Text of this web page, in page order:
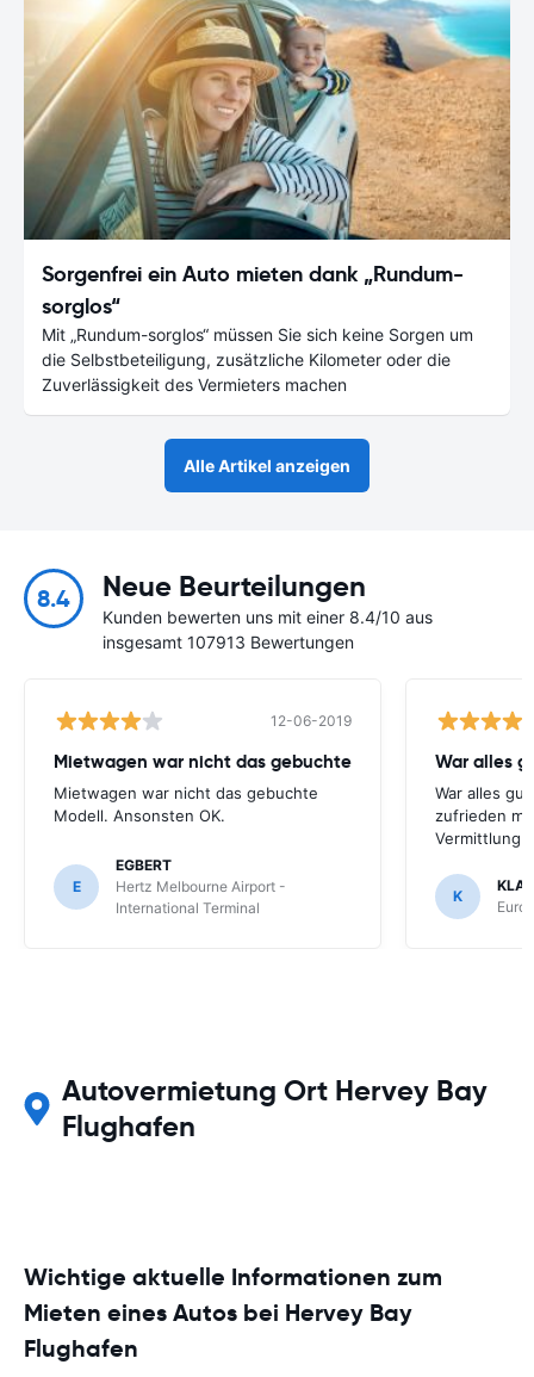
Sorgenfrei ein Auto mieten dank „Rundum-
sorglos“
Mit „Rundum-sorglos“ müssen Sie sich keine Sorgen um
die Selbstbeteiligung, zusätzliche Kilometer oder die
Zuverlässigkeit des Vermieters machen
Alle Artikel anzeigen
8.4 Neue Beurteilungen
Kunden bewerten uns mit einer 8.4/10 aus
insgesamt 107913 Bewertungen
12-06-2019
Mietwagen war nicht das gebuchte
Mietwagen war nicht das gebuchte
Modell. Ansonsten OK.
E
EGBERT
Hertz Melbourne Airport -
International Terminal
War alles
War alles
zufrieden
Vermittlung
K
Autovermietung Ort Hervey Bay
Flughafen
Wichtige aktuelle Informationen zum
Mieten eines Autos bei Hervey Bay
Flughafen